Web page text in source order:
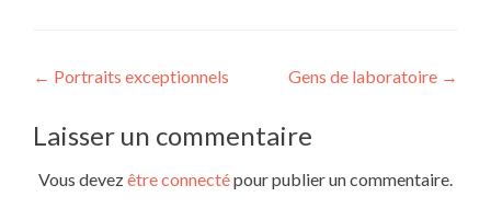
Navigation de l’article
← Portraits exceptionnels Gens de laboratoire →
Laisser un commentaire
Vous devezêtre connectépour publier un commentaire.